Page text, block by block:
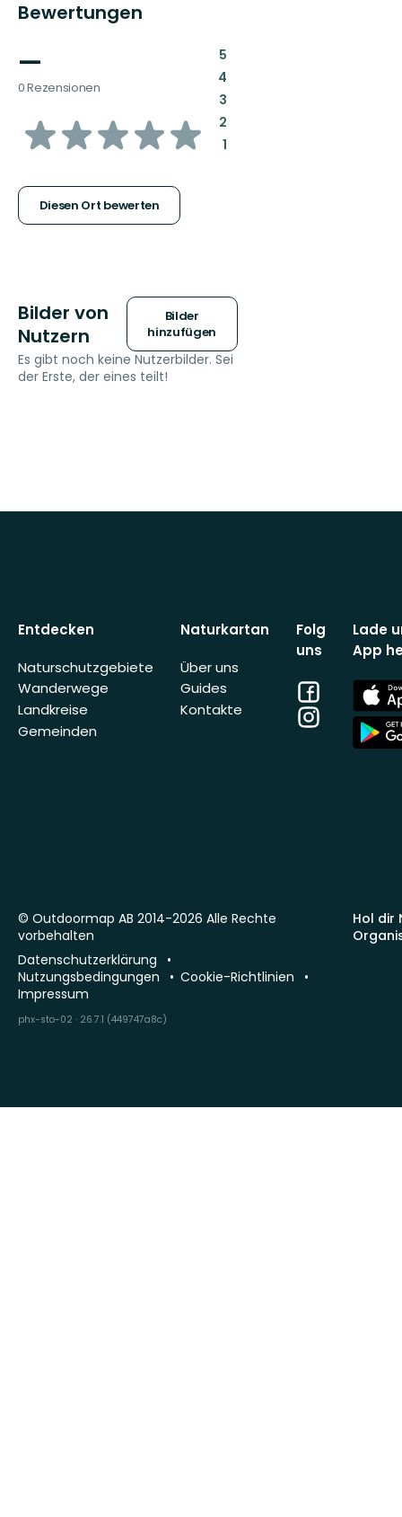
Bewertungen
—
0 Rezensionen
von
Sternen
Diesen Ort bewerten
5:
4:
3:
2:
1:
Bilder von
Nutzern
Bilder
hinzufügen
Es gibt noch keine Nutzerbilder. Sei
der Erste, der eines teilt!
Entdecken
Naturschutzgebiete
Wanderwege
Landkreise
Gemeinden
Naturkartan
Über uns
Guides
Kontakte
Folg
uns
Facebook
Instagram
Lade
App
App
Store
App
Store
Hol dir
© Outdoormap AB 2014-2026 Alle Rechte
vorbehalten
Datenschutzerklärung
Nutzungsbedingungen
Cookie-Richtlinien
Impressum
phx-sto-02 · 26.7.1 (449747a8c)